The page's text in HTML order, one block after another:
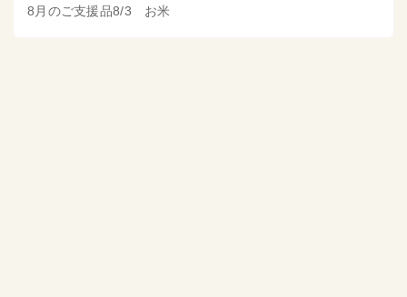
8月のご支援品8/3 お米